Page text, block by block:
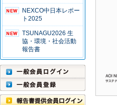
NEXCO中日本レポー
ト2025
TSUNAGU2026 生
協・環境・社会活動
報告書